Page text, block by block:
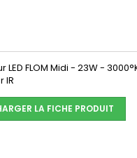
LED FLOM Midi - 23W -
IR
LA FICHE PRODUIT